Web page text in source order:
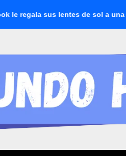
sus lentes de sol a una